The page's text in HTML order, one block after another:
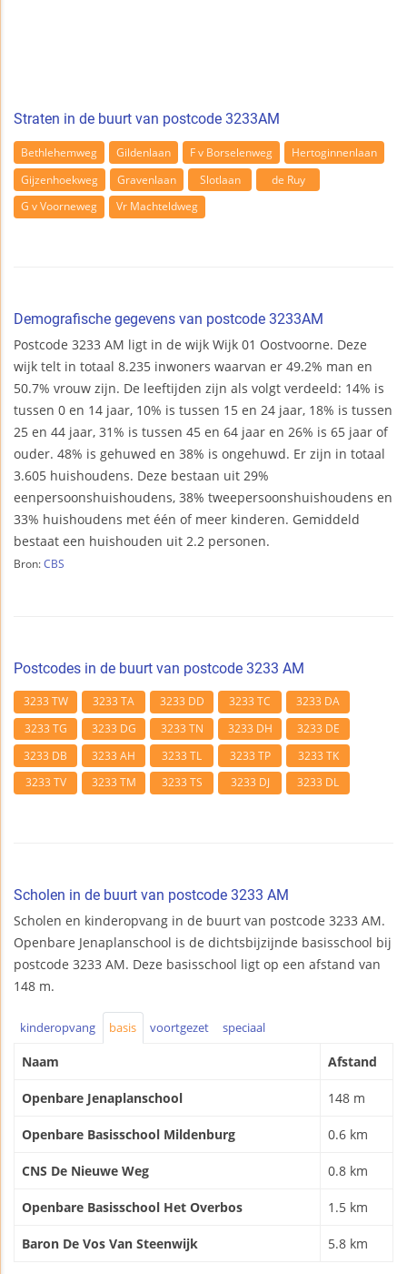
Straten in de buurt van postcode 3233AM
Bethlehemweg Gildenlaan F v Borselenweg
Hertoginnenlaan
Gijzenhoekweg
Gravenlaan Slotlaan
de Ruy
G v Voorneweg
Vr Machteldweg
Demografische gegevens van postcode 3233AM
Postcode 3233 AM ligt in de wijk Wijk 01 Oostvoorne. Deze
wijk telt in totaal 8.235 inwoners waarvan er 49.2% man en
50.7% vrouw zijn. De leeftijden zijn als volgt verdeeld: 14% is
tussen 0 en 14 jaar, 10% is tussen 15 en 24 jaar, 18% is tussen
25 en 44 jaar, 31% is tussen 45 en 64 jaar en 26% is 65 jaar of
ouder. 48% is gehuwed en 38% is ongehuwd. Er zijn in totaal
3.605 huishoudens. Deze bestaan uit 29%
eenpersoonshuishoudens, 38% tweepersoonshuishoudens en
33% huishoudens met één of meer kinderen. Gemiddeld
bestaat een huishouden uit 2.2 personen.
Bron: CBS
Postcodes in de buurt van postcode 3233 AM
3233 TW 3233 TA 3233 DD 3233 TC
3233 DA
3233 TG
3233 DG 3233 TN 3233 DH
3233 DE
3233 DB
3233 AH 3233 TL 3233 TP
3233 TK
3233 TV
3233 TM 3233 TS 3233 DJ 3233 DL
Scholen in de buurt van postcode 3233 AM
Scholen en kinderopvang in de buurt van postcode 3233 AM.
Openbare Jenaplanschool is de dichtsbijzijnde basisschool bij
postcode 3233 AM. Deze basisschool ligt op een afstand van
148 m.
kinderopvang basis voortgezet speciaal
Naam Afstand
Openbare Jenaplanschool 148 m
Openbare Basisschool Mildenburg 0.6 km
CNS De Nieuwe Weg 0.8 km
Openbare Basisschool Het Overbos 1.5 km
Baron De Vos Van Steenwijk 5.8 km